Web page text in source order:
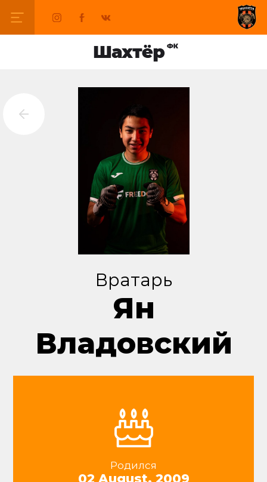
Вратарь
Ян
Владовский
Родился
02 August, 2009